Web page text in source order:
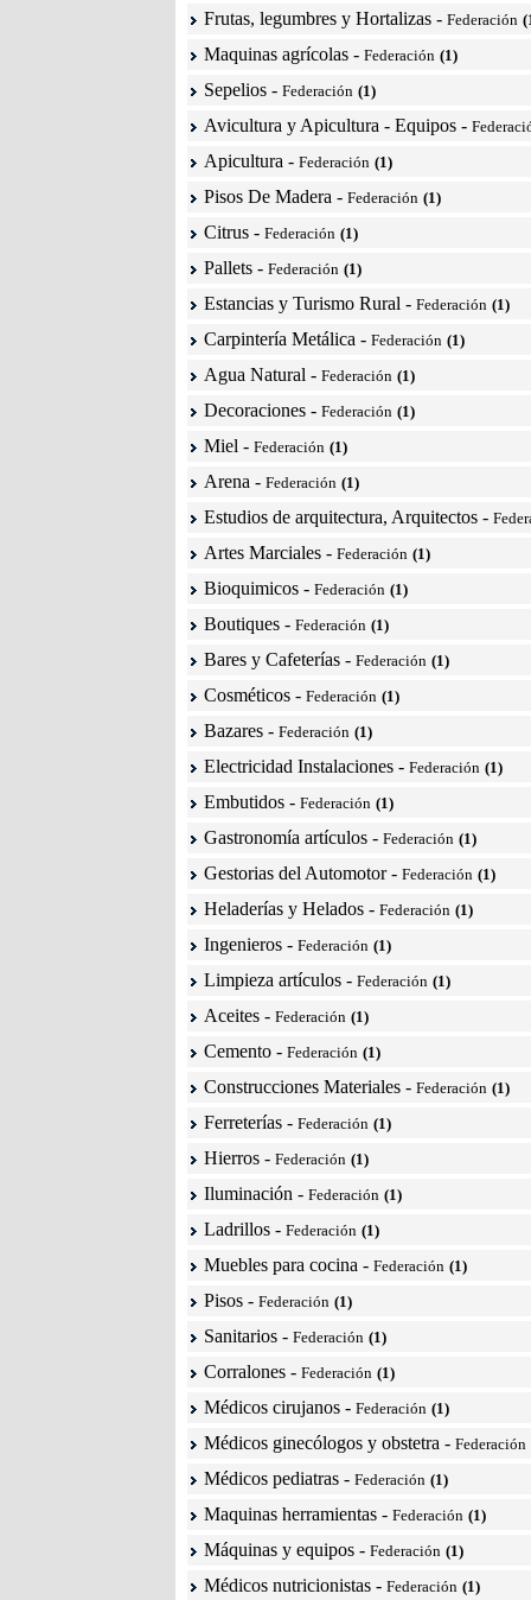
Frutas, legumbres y Hortalizas - Federación
Maquinas agrícolas - Federación (1)
Sepelios - Federación (1)
Avicultura y Apicultura - Equipos -
Apicultura - Federación (1)
Pisos De Madera - Federación (1)
Citrus - Federación (1)
Pallets - Federación (1)
Estancias y Turismo Rural - Federación (1)
Carpintería Metálica - Federación (1)
Agua Natural - Federación (1)
Decoraciones - Federación (1)
Miel - Federación (1)
Arena - Federación (1)
Estudios de arquitectura, Arquitectos -
Artes Marciales - Federación (1)
Bioquimicos - Federación (1)
Boutiques - Federación (1)
Bares y Cafeterías - Federación (1)
Cosméticos - Federación (1)
Bazares - Federación (1)
Electricidad Instalaciones - Federación (1)
Embutidos - Federación (1)
Gastronomía artículos - Federación (1)
Gestorias del Automotor- Federación (1)
Heladerías y Helados - Federación (1)
Ingenieros - Federación (1)
Limpieza artículos - Federación (1)
Aceites - Federación (1)
Cemento - Federación (1)
Construcciones Materiales - Federación (1)
Ferreterías - Federación (1)
Hierros - Federación (1)
Iluminación - Federación (1)
Ladrillos - Federación (1)
Muebles para cocina - Federación (1)
Pisos - Federación (1)
Sanitarios - Federación (1)
Corralones - Federación (1)
Médicos cirujanos - Federación (1)
Médicos ginecólogos y obstetra - Federación
Médicos pediatras - Federación (1)
Maquinas herramientas - Federación (1)
Máquinas y equipos - Federación (1)
Médicos nutricionistas - Federación (1)